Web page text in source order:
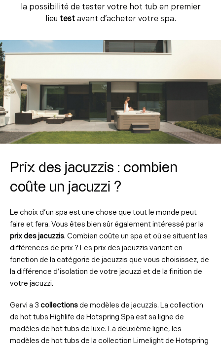
la possibilité de tester votre hot tub en premier
lieu test avant d’acheter votre spa.
Prix des jacuzzis : combien
coûte un jacuzzi ?
Le choix d’un spa est une chose que tout le monde peut
faire et fera. Vous êtes bien sûr également intéressé par la
prix des jacuzzis. Combien coûte un spa et où se situent les
différences de prix ? Les prix des jacuzzis varient en
fonction de la catégorie de jacuzzis que vous choisissez, de
la différence d’isolation de votre jacuzzi et de la finition de
votre jacuzzi.
Gervi a 3 collections de modèles de jacuzzis. La collection
de hot tubs Highlife de Hotspring Spa est sa ligne de
modèles de hot tubs de luxe. La deuxième ligne, les
modèles de hot tubs de la collection Limelight de Hotspring